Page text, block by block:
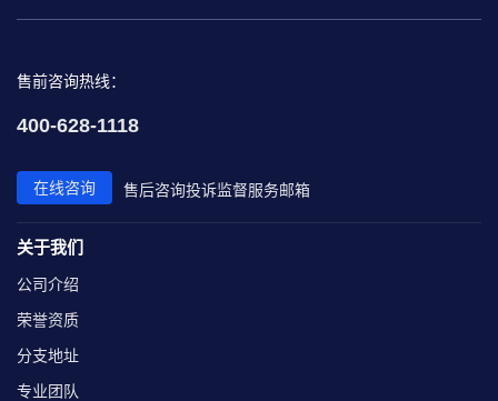
售前咨询热线：
400-628-1118
在线咨询 售后咨询投诉监督服务邮箱
关于我们
公司介绍
荣誉资质
分支地址
专业团队